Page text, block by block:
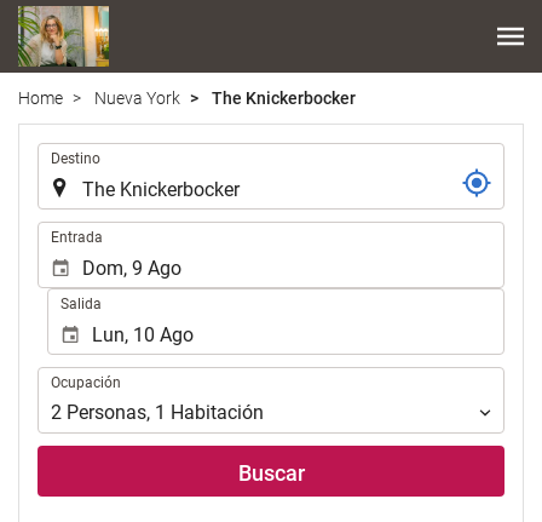
Home Nueva York The Knickerbocker
Destino
Entrada
Salida
Ocupación
Ocupación
2 Personas, 1 Habitación
Buscar